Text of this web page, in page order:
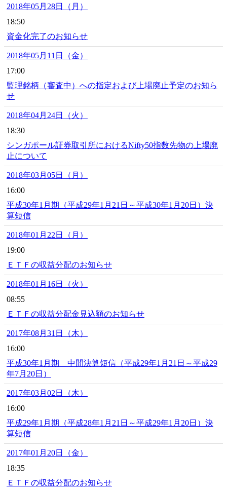
2018年05月28日（月）
18:50
資金化完了のお知らせ
2018年05月11日（金）
17:00
監理銘柄（審査中）への指定および上場廃止予定のお知ら
せ
2018年04月24日（火）
18:30
シンガポール証券取引所におけるNifty50指数先物の上場廃
止について
2018年03月05日（月）
16:00
平成30年1月期（平成29年1月21日～平成30年1月20日）決
算短信
2018年01月22日（月）
19:00
ＥＴＦの収益分配のお知らせ
2018年01月16日（火）
08:55
ＥＴＦの収益分配金見込額のお知らせ
2017年08月31日（木）
16:00
平成30年1月期 中間決算短信（平成29年1月21日～平成29
年7月20日）
2017年03月02日（木）
16:00
平成29年1月期（平成28年1月21日～平成29年1月20日）決
算短信
2017年01月20日（金）
18:35
ＥＴＦの収益分配のお知らせ